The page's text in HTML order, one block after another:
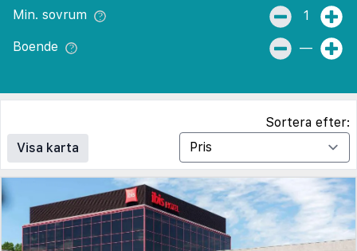
Min. sovrum 1
Boende —
Visa karta
Sortera efter: